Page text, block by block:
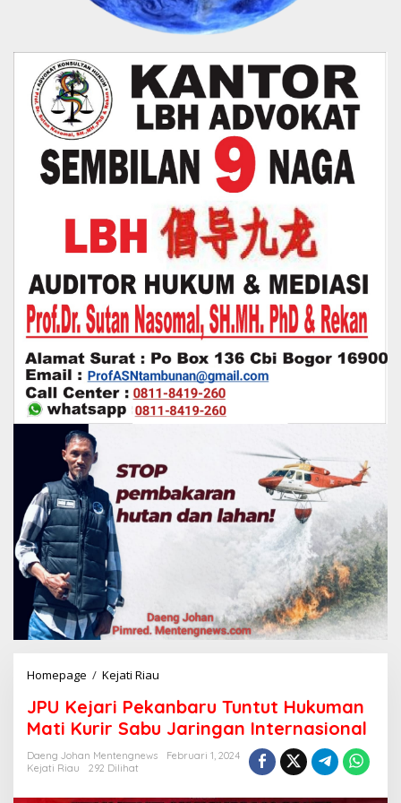
Homepage / Kejati Riau
U
K
e
JPU Kejari Pekanbaru Tuntut Hukuman
Mati Kurir Sabu Jaringan Internasional
Daeng Johan Mentengnews
Februari 1, 2024
Kejati Riau
292 Dilihat